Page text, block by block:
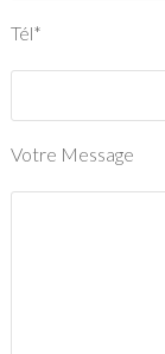
Tél*
Votre Message